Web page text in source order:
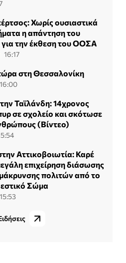
Χωρίς ουσιαστικά
η απάντηση του
την έκθεση του ΟΟΣΑ
16:17
στη Θεσσαλονίκη
16:00
Ταϊλάνδη: 14χρονος
σε σχολείο και σκότωσε
(Βίντεο)
Αττικοβοιωτία: Καρέ
επιχείρηση διάσωσης
πολιτών από το
Σώμα
15:53